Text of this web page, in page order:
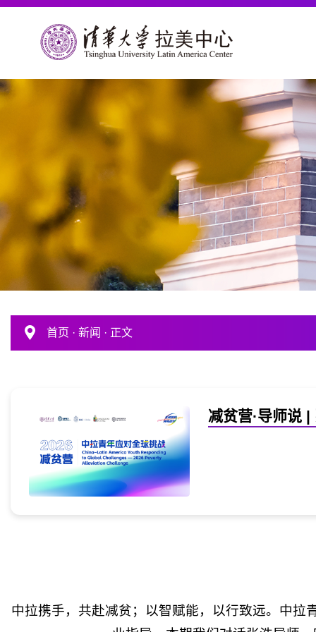
首页 · 新闻 · 正文
减贫营·导师说
中拉携手，共赴减贫；以智赋能，以行致远。中拉